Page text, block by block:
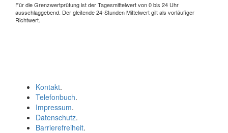
Für die Grenzwertprüfung ist der Tagesmittelwert von 0 bis 24 Uhr
ausschlaggebend. Der gleitende 24-Stunden Mittelwert gilt als vorläufiger
Richtwert.
Kontakt.
Telefonbuch.
Impressum.
Datenschutz.
Barrierefreiheit.